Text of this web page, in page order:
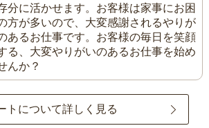
分に活かせます。お客様は家事にお困
方が多いので、大変感謝されるやりが
あるお仕事です。お客様の毎日を笑顔
る、大変やりがいのあるお仕事を始め
んか？
トについて詳しく見る